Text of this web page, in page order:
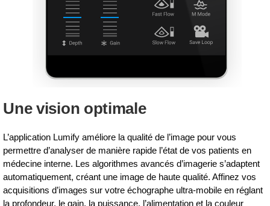
Une vision optimale
L’application Lumify améliore la qualité de l’image pour vous
permettre d’analyser de manière rapide l’état de vos patients en
médecine interne. Les algorithmes avancés d’imagerie s’adaptent
automatiquement, créant une image de haute qualité. Affinez vos
acquisitions d’images sur votre échographe ultra-mobile en réglant
la profondeur, le gain, la puissance, l’alimentation et la couleur